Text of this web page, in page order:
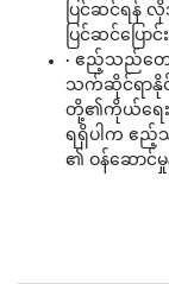
ပြင်ဆင်ရန် လို
ပြင်ဆင်ပြော
· ဧည့်သည်တော်
သက်ဆိုင်ရာနိုင်
တို့၏ကိုယ်ရေးကို
ရရှိပါက ဧည့်သ
၏ ဝန်ဆောင်မှု